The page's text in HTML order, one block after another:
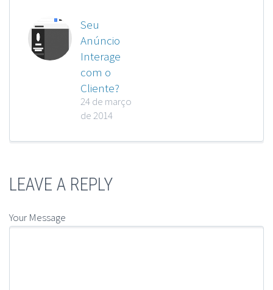
Seu
Anúncio
Interage
com o
Cliente?
24 de março
de 2014
LEAVE A REPLY
Your Message